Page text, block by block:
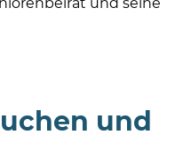
und